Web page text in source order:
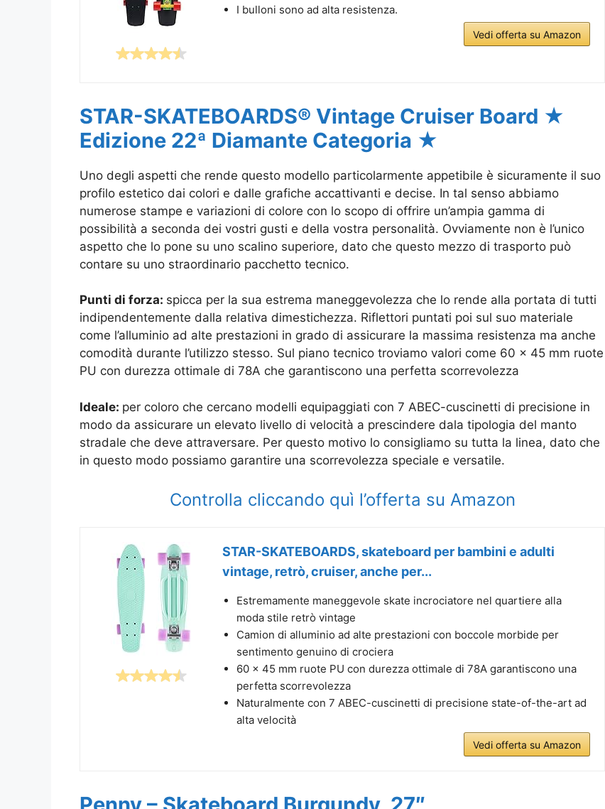
I bulloni sono ad alta resistenza.
Vedi offerta su Amazon
STAR-SKATEBOARDS® Vintage Cruiser Board ★
Edizione 22ª Diamante Categoria ★
Uno degli aspetti che rende questo modello particolarmente appetibile è sicuramente il suo
profilo estetico dai colori e dalle grafiche accattivanti e decise. In tal senso abbiamo
numerose stampe e variazioni di colore con lo scopo di offrire un’ampia gamma di
possibilità a seconda dei vostri gusti e della vostra personalità. Ovviamente non è l’unico
aspetto che lo pone su uno scalino superiore, dato che questo mezzo di trasporto può
contare su uno straordinario pacchetto tecnico.
Punti di forza: spicca per la sua estrema maneggevolezza che lo rende alla portata di tutti
indipendentemente dalla relativa dimestichezza. Riflettori puntati poi sul suo materiale
come l’alluminio ad alte prestazioni in grado di assicurare la massima resistenza ma anche
comodità durante l’utilizzo stesso. Sul piano tecnico troviamo valori come 60 x 45 mm ruote
PU con durezza ottimale di 78A che garantiscono una perfetta scorrevolezza
Ideale: per coloro che cercano modelli equipaggiati con 7 ABEC-cuscinetti di precisione in
modo da assicurare un elevato livello di velocità a prescindere dala tipologia del manto
stradale che deve attraversare. Per questo motivo lo consigliamo su tutta la linea, dato che
in questo modo possiamo garantire una scorrevolezza speciale e versatile.
Controlla cliccando quì l’offerta su Amazon
STAR-SKATEBOARDS, skateboard per bambini e adulti
vintage, retrò, cruiser, anche per...
Estremamente maneggevole skate incrociatore nel quartiere alla
moda stile retrò vintage
Camion di alluminio ad alte prestazioni con boccole morbide per
sentimento genuino di crociera
60 x 45 mm ruote PU con durezza ottimale di 78A garantiscono una
perfetta scorrevolezza
Naturalmente con 7 ABEC-cuscinetti di precisione state-of-the-art ad
alta velocità
Vedi offerta su Amazon